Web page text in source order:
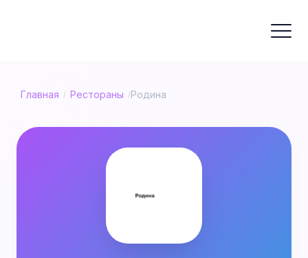
Главная / Рестораны /Родина